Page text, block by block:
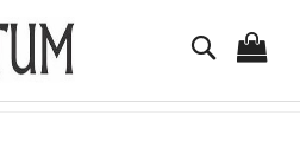
Поиск